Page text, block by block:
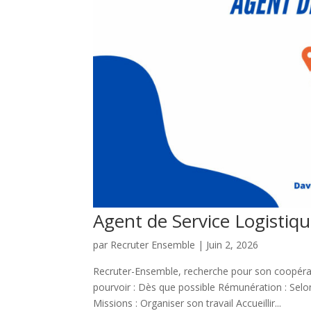
Agent de Service
par Recruter Ensemble | Juin 2, 2026
Recruter-Ensemble, recherche pour son
pourvoir : Dès que possible Rémunération :
Missions : Organiser son travail Accueillir...